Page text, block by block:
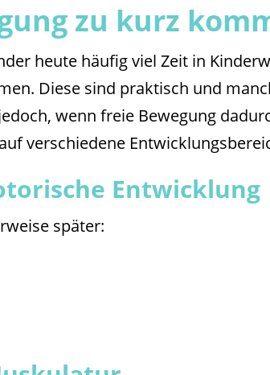
zu kurz
heute häufig viel Zeit in
Diese sind praktisch und
wenn freie Bewegung
verschiedene
Entwicklung
später: